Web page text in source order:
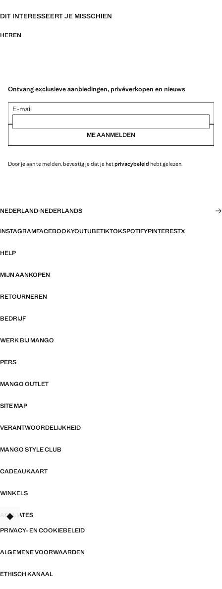
DIT INTERESSEERT JE MISSCHIEN
HEREN
Ontvang exclusieve aanbiedingen, privéverkopen en nieuws
E-mail
ME AANMELDEN
Door je aan te melden, bevestig je dat je hetprivacybeleid hebt gelezen.
NEDERLAND·NEDERLANDS
INSTAGRAMFACEBOOKYOUTUBETIKTOKSPOTIFYPINTERESTX
HELP
MIJN AANKOPEN
RETOURNEREN
BEDRIJF
WERK BIJ MANGO
PERS
MANGO OUTLET
SITE MAP
VERANTWOORDELIJKHEID
MANGO STYLE CLUB
CADEAUKAART
WINKELS
AFFILIATES
PRIVACY- EN COOKIEBELEID
ALGEMENE VOORWAARDEN
ETHISCH KANAAL